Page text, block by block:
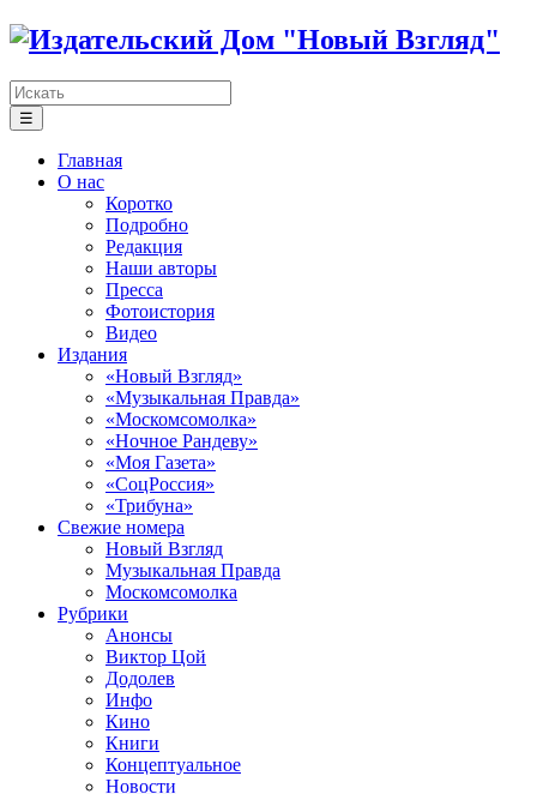
☰
Главная
О нас
Коротко
Подробно
Редакция
Наши авторы
Пресса
Фотоистория
Видео
Издания
«Новый Взгляд»
«Музыкальная Правда»
«Москомсомолка»
«Ночное Рандеву»
«Моя Газета»
«СоцРоссия»
«Трибуна»
Свежие номера
Новый Взгляд
Музыкальная Правда
Москомсомолка
Рубрики
Анонсы
Виктор Цой
Додолев
Инфо
Кино
Книги
Концептуальное
Новости